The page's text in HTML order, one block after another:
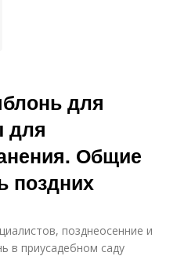
для
для
Общие
поздних
позднеосенние и
в приусадебном саду